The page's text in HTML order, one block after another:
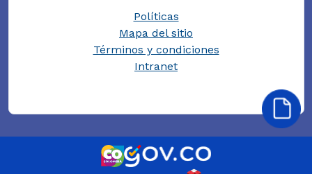
Políticas
Mapa del sitio
Términos y condiciones
Intranet